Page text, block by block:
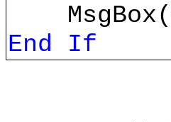
MsgBox(
End If